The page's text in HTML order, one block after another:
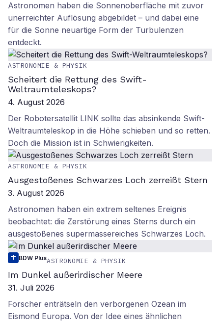
Astronomen haben die Sonnenoberfläche mit zuvor
unerreichter Auflösung abgebildet – und dabei eine
für die Sonne neuartige Form der Turbulenzen
entdeckt.
ASTRONOMIE & PHYSIK
Scheitert die Rettung des Swift-
Weltraumteleskops?
4. August 2026
Der Robotersatellit LINK sollte das absinkende Swift-
Weltraumteleskop in die Höhe schieben und so retten.
Doch die Mission ist in Schwierigkeiten.
ASTRONOMIE & PHYSIK
Ausgestoßenes Schwarzes Loch zerreißt Stern
3. August 2026
Astronomen haben ein extrem seltenes Ereignis
beobachtet: die Zerstörung eines Sterns durch ein
ausgestoßenes supermassereiches Schwarzes Loch.
BDW PlusASTRONOMIE & PHYSIK
Im Dunkel außerirdischer Meere
31. Juli 2026
Forscher enträtseln den verborgenen Ozean im
Eismond Europa. Von der Idee eines ähnlichen